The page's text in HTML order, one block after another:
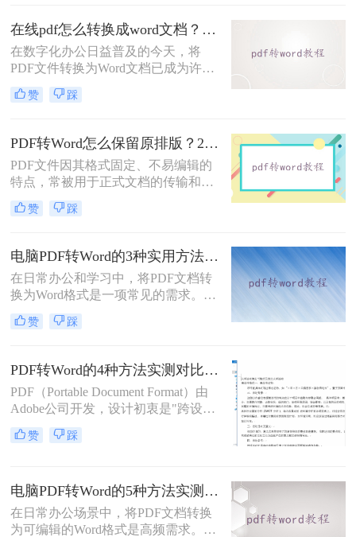
用固定坐标记录每个文字、图形的精
确位置，而Word是流式排版，内容从
上到下流动、自动换行。
在线pdf怎么转换成word文档？PDF猫与转转大师2种在线工具使用指南与功能对比！
在数字化办公日益普及的今天，将
PDF文件转换为Word文档已成为许多
职场人士和学生群体的日常需求。
PDF格式虽然便于分享和保持格式一
找到一种高效、便捷的在线转换方法
显得尤为重要。那么在线pdf怎么转换
成word文档呢？本文将介绍两种在线
将PDF转换成Word文档的方法。
赞 踩
PDF转Word怎么保留原排版？2种方法对比：Adobe Acrobat DC与专业转换软件实测
PDF文件因其格式固定、不易编辑的
特点，常被用于正式文档的传输和存
档。然而，当我们需要编辑PDF内容
时，将其转换为Word文档是常见需
乱，影响使用体验。那么pdf转word怎
么保留原排版呢？本文将介绍两种方
法，帮助你在PDF转Word时尽可能保
留原排版。
赞 踩
电脑PDF转Word的3种实用方法对比：转换软件、Word内置功能与在线工具详解！
在日常办公和学习中，将PDF文档转
换为Word格式是一项常见的需求。
Word文档因其易于编辑和修改的特点
而备受青睐。那么电脑上pdf怎么转换
换成Word的实用方法。
赞 踩
PDF转Word的4种方法实测对比（附还原度对比表）！
PDF（Portable Document Format）由
Adobe公司开发，设计初衷是"跨设备
一致性呈现"——无论在什么设备上
打开，排版都完全一样。这个优点也
位置，而Word是流式排版，内容从上
到下流动、自动换行。
赞 踩
电脑PDF转Word的5种方法实测指南：从在线工具到OCR识别与命令行自动化！
在日常办公场景中，将PDF文档转换
为可编辑的Word格式是高频需求。那